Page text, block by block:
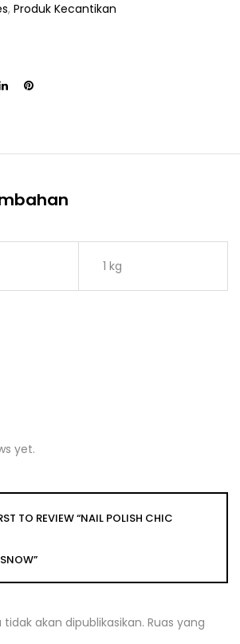
, Produk Kecantikan
1 kg
yet.
TO REVIEW “NAIL POLISH CHIC
akan dipublikasikan. Ruas yang